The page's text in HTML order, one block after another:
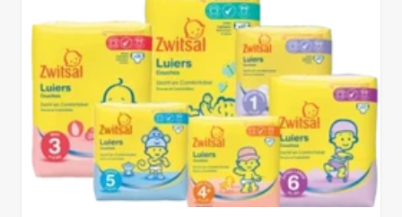
Aldi
Boon's Markt
Dekamarkt (0)
▼ +9 meer
Webshop
Amazon
Babydrogist (0)
BigGreenSmile (0)